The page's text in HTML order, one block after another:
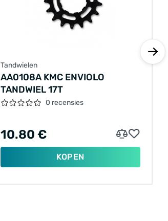
Tandwielen
AA0108A KMC ENVIOLO
TANDWIEL 17T
0 recensies
10.80 €
KOPEN